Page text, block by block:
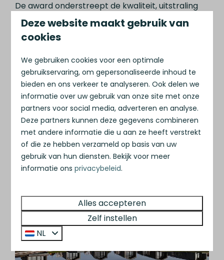
De award onderstreept de kwaliteit, uitstraling
en professionele ontwikkeling van het park. De
Green Key Gold certificering bevestigt
belofte is, maar een concrete standaard. Van
energievoorzieningen tot materiaalkeuze en
parkontwikkeling: Oudehaske is ontworpen met
oog voor de toekomst.
Deze erkenningen laten zien dat investeren in
kwaliteit en duurzaamheid niet alleen zichtbaar is
op het park, maar ook wordt herkend binnen de
branche.
Deze website maakt gebruik van
cookies
We gebruiken cookies voor een optimale
gebruikservaring, om gepersonaliseerde inhoud te
bieden en ons verkeer te analyseren. Ook delen we
informatie over uw gebruik van onze site met onze
partners voor social media, adverteren en analyse.
Deze partners kunnen deze gegevens combineren
met andere informatie die u aan ze heeft verstrekt
of die ze hebben verzameld op basis van uw
gebruik van hun diensten. Bekijk voor meer
informatie onsprivacybeleid.
Alles accepteren
Zelf instellen
NL